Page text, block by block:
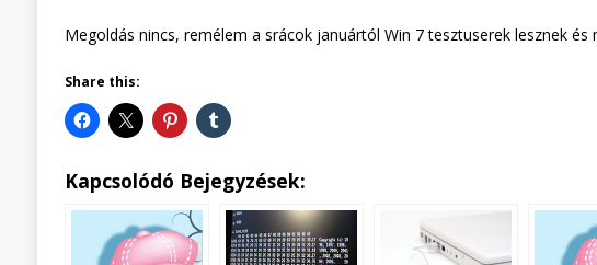
Megoldás nincs, remélem a srácok januártól Win 7 tesztuserek lesznek és
Share this:
Kapcsolódó Bejegyzések: